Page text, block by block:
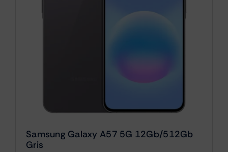
Samsung Galaxy A57 5G 12Gb/512Gb
Gris